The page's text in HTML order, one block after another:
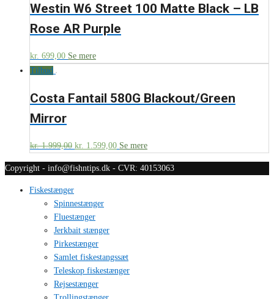
Westin W6 Street 100 Matte Black – LB
Rose AR Purple
kr. 699,00 Se mere
Tilbud
Costa Fantail 580G Blackout/Green
Mirror
kr.1.999,00 kr. 1.599,00 Se mere
Copyright - info@fishntips.dk - CVR: 40153063
Fiskestænger
Spinnestænger
Fluestænger
Jerkbait stænger
Pirkestænger
Samlet fiskestangssæt
Teleskop fiskestænger
Rejsestænger